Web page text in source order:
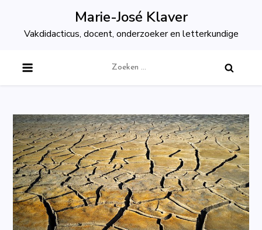
content
Marie-José Klaver
Vakdidacticus, docent, onderzoeker en letterkundige
naar: